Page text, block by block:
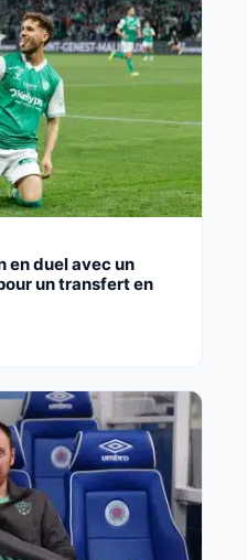
en duel avec un
un transfert en